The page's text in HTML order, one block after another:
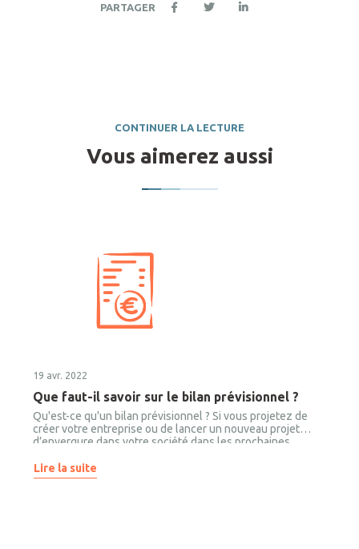
PARTAGER
CONTINUER LA LECTURE
Vous aimerez aussi
19 avr. 2022
Que faut-il savoir sur le bilan prévisionnel ?
Qu'est-ce qu'un bilan prévisionnel ? Si vous projetez de
créer votre entreprise ou de lancer un nouveau projet
d’envergure dans votre société dans les prochaines
votre business plan. Avez-vous pensé à y inclure un bilan
prévisionnel ? Ce document est indispensable, car il va vous
Lire la suite